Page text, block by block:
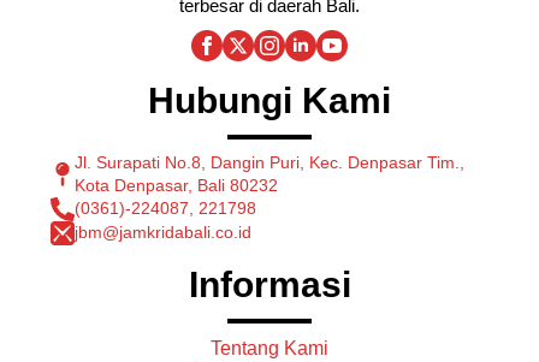
terbesar di daerah Bali.
Hubungi Kami
Jl. Surapati No.8, Dangin Puri, Kec. Denpasar Tim.,
Kota Denpasar, Bali 80232
(0361)-224087, 221798
jbm@jamkridabali.co.id
Informasi
Tentang Kami